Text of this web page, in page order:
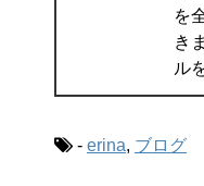
を
き
ル
- erina, ブログ